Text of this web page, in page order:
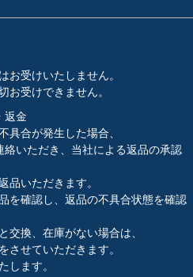
お受けいたしません。
お受けできません。
返金
具合が発生した場合、
いただき、当社による返品の承認
品いただきます。
を確認し、返品の不具合状態を確認
交換、在庫がない場合は、
させていただきます。
します。